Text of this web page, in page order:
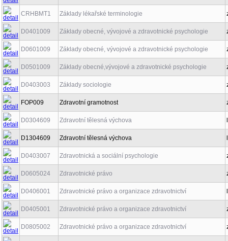
CRHBMT1 Základy lékařské terminologie
D0401009 Základy obecné, vývojové a zdravotnické psychologie
D0601009 Základy obecné, vývojové a zdravotnické psychologie
D0501009 Základy obecné,vývojové a zdravotnické psychologie
D0403003 Základy sociologie
FOP009 Zdravotní gramotnost
D0304609 Zdravotní tělesná výchova
D1304609 Zdravotní tělesná výchova
D0403007 Zdravotnická a sociální psychologie
D0605024 Zdravotnické právo
D0406001 Zdravotnické právo a organizace zdravotnictví
D0405001 Zdravotnické právo a organizace zdravotnictví
D0805002 Zdravotnické právo a organizace zdravotnictví